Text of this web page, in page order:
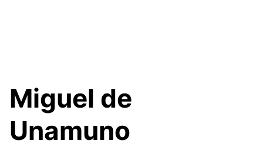
Miguel de
Unamuno